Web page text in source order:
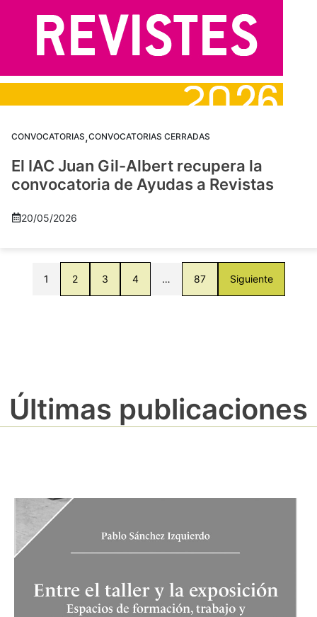
CONVOCATORIAS,CONVOCATORIAS CERRADAS
El IAC Juan Gil-Albert recupera la
convocatoria de Ayudas a Revistas
20/05/2026
1 2 3 4 … 87 Siguiente
Últimas publicaciones